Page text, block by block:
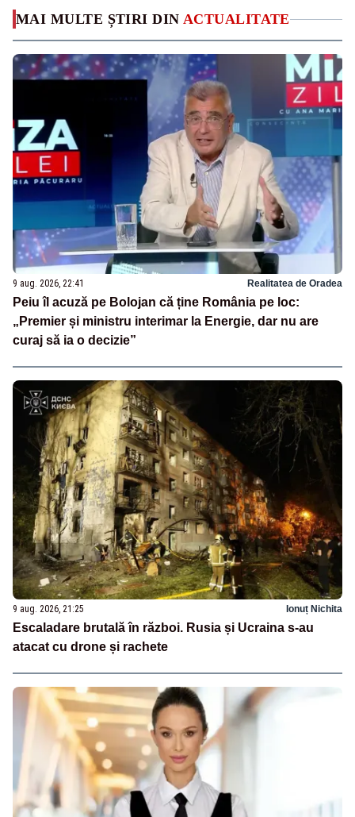
MAI MULTE ȘTIRI DIN ACTUALITATE
9 aug. 2026, 22:41 Realitatea de Oradea
Peiu îl acuză pe Bolojan că ține România pe loc:
„Premier și ministru interimar la Energie, dar nu are
curaj să ia o decizie”
9 aug. 2026, 21:25 Ionuț Nichita
Escaladare brutală în război. Rusia și Ucraina s-au
atacat cu drone și rachete